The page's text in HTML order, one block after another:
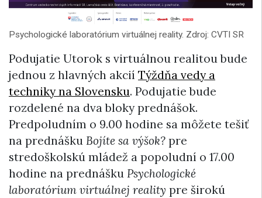
Psychologické laboratórium virtuálnej reality. Zdroj: CVTI SR
Podujatie Utorok s virtuálnou realitou bude
jednou z hlavných akcií Týždňa vedy a
techniky na Slovensku. Podujatie bude
rozdelené na dva bloky prednášok.
Predpoludním o 9.00 hodine sa môžete tešiť
na prednášku Bojíte sa výšok? pre
stredoškolskú mládež a popoludní o 17.00
hodine na prednášku Psychologické
laboratórium virtuálnej reality pre širokú